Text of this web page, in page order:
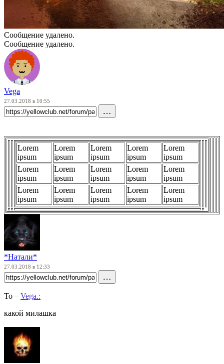
Сообщение удалено.
Сообщение удалено.
Vega
27.03.2018 в 10:55
…
Lorem
ipsum
Lorem
ipsum
Lorem
ipsum
Lorem
ipsum
Lorem
ipsum
Lorem
ipsum
Lorem
ipsum
Lorem
ipsum
Lorem
ipsum
Lorem
ipsum
Lorem
ipsum
Lorem
ipsum
Lorem
ipsum
Lorem
ipsum
Lorem
ipsum
*Натали*
27.03.2018 в 12:33
…
To – Vega.:
какой милашка